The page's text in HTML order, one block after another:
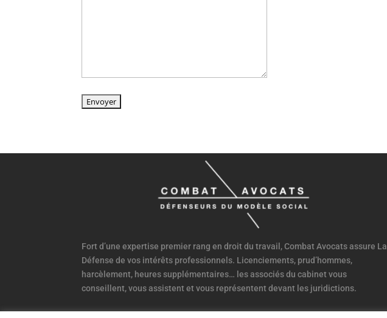
Fort d’une expertise premier rang en droit du travail, Combat Avocats assure La
Défense de vos intérêts professionnels. Licenciements, prud’hommes,
harcèlement, heures supplémentaires… les associés du cabinet vous
conseillent, vous assistent et vous représentent devant les juridictions.